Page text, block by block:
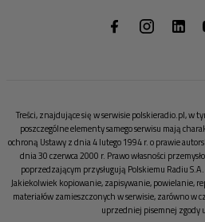
Treści, znajdujące się w serwisie polskieradio.pl, w
poszczególne elementy samego serwisu mają
ochroną Ustawy z dnia 4 lutego 1994 r. o prawie
dnia 30 czerwca 2000 r. Prawo własności
poprzedzającym przysługują Polskiemu Radiu
Jakiekolwiek kopiowanie, zapisywanie, powielanie,
materiałów zamieszczonych w serwisie, zarówno w
uprzedniej pisemnej zgody